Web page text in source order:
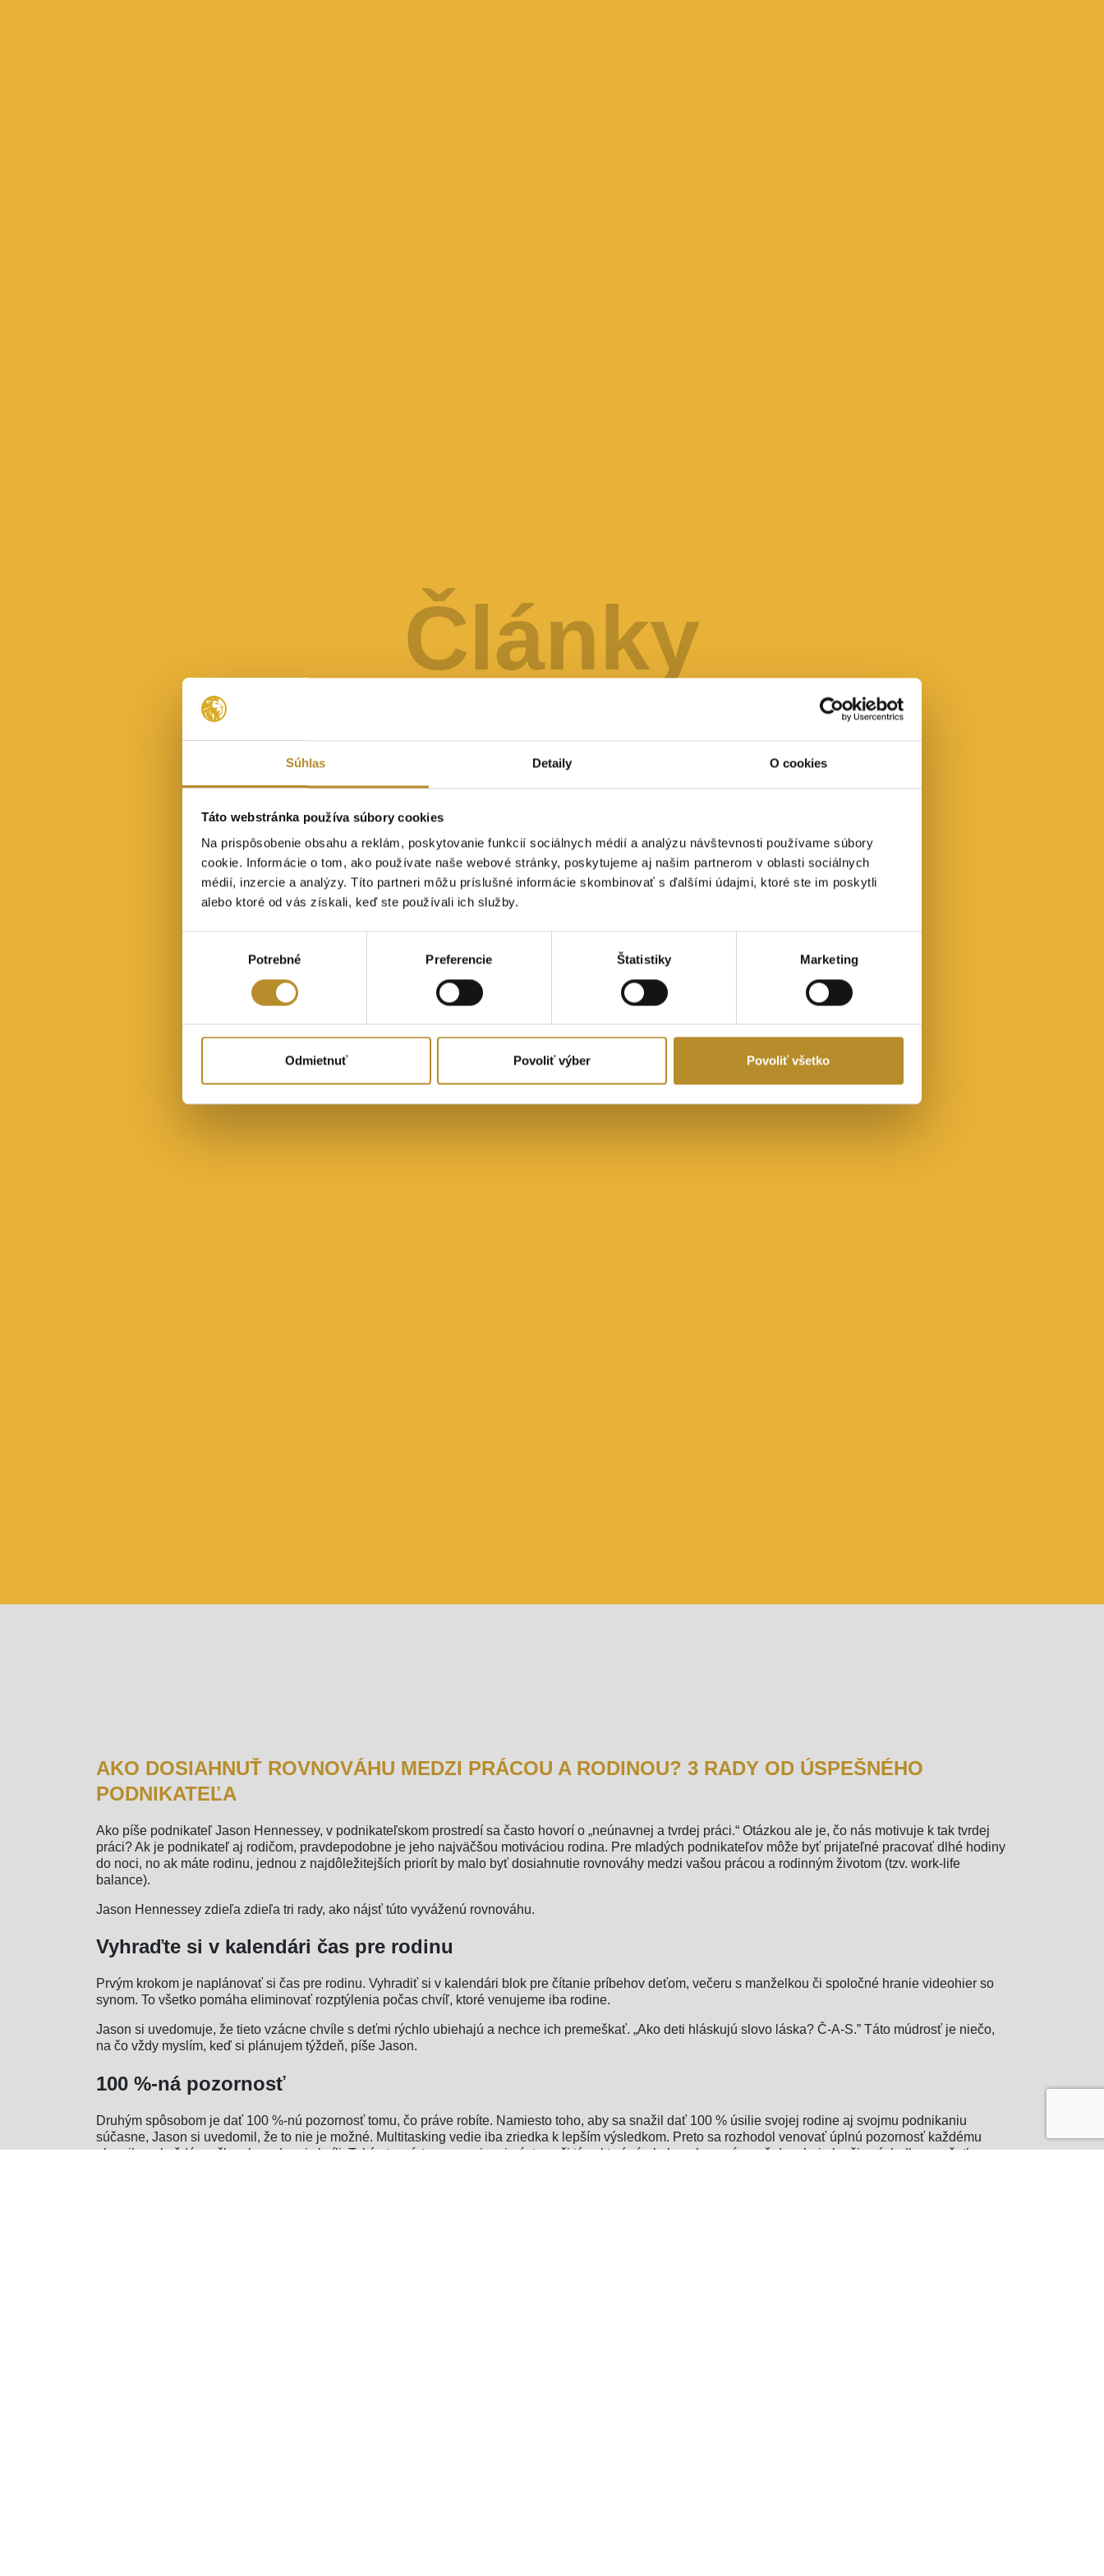
Súhlas Detaily O cookies
Táto webstránka používa súbory cookies
Na prispôsobenie obsahu a reklám, poskytovanie funkcií sociálnych médií a analýzu návštevnosti používame súbory
cookie. Informácie o tom, ako používate naše webové stránky, poskytujeme aj našim partnerom v oblasti sociálnych
médií, inzercie a analýzy. Títo partneri môžu príslušné informácie skombinovať s ďalšími údajmi, ktoré ste im poskytli
alebo ktoré od vás získali, keď ste používali ich služby.
Potrebné Preferencie Štatistiky Marketing
Odmietnuť Povoliť výber Povoliť všetko
Články
AKO DOSIAHNUŤ ROVNOVÁHU MEDZI PRÁCOU A RODINOU? 3 RADY OD ÚSPEŠNÉHO
PODNIKATEĽA
Ako píše podnikateľ Jason Hennessey, v podnikateľskom prostredí sa často hovorí o „neúnavnej a tvrdej práci.“ Otázkou ale je, čo nás motivuje k tak tvrdej
práci? Ak je podnikateľ aj rodičom, pravdepodobne je jeho najväčšou motiváciou rodina. Pre mladých podnikateľov môže byť prijateľné pracovať dlhé hodiny
do noci, no ak máte rodinu, jednou z najdôležitejších priorít by malo byť dosiahnutie rovnováhy medzi vašou prácou a rodinným životom (tzv. work-life
balance).
Jason Hennessey zdieľa zdieľa tri rady, ako nájsť túto vyváženú rovnováhu.
Vyhraďte si v kalendári čas pre rodinu
Prvým krokom je naplánovať si čas pre rodinu. Vyhradiť si v kalendári blok pre čítanie príbehov deťom, večeru s manželkou či spoločné hranie videohier so
synom. To všetko pomáha eliminovať rozptýlenia počas chvíľ, ktoré venujeme iba rodine.
Jason si uvedomuje, že tieto vzácne chvíle s deťmi rýchlo ubiehajú a nechce ich premeškať. „Ako deti hláskujú slovo láska? Č-A-S.” Táto múdrosť je niečo,
na čo vždy myslím, keď si plánujem týždeň, píše Jason.
100 %-ná pozornosť
Druhým spôsobom je dať 100 %-nú pozornosť tomu, čo práve robíte. Namiesto toho, aby sa snažil dať 100 % úsilie svojej rodine aj svojmu podnikaniu
súčasne, Jason si uvedomil, že to nie je možné. Multitasking vedie iba zriedka k lepším výsledkom. Preto sa rozhodol venovať úplnú pozornosť každému
okamihu a každému človeku v danej chvíli. Takýmto prístupom prejavuje úctu voči tým, ktorí sú okolo neho a zároveň dosahuje lepšie výsledky vo všetkom,